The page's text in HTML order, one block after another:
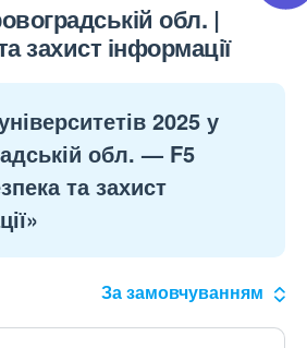
обл. |
захист інформації
2025 у
обл. — F5
та захист
За замовчуванням